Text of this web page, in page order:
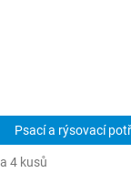
Psací a rýsovací
4 kusů